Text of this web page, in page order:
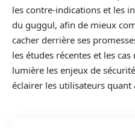
les contre-indications et les
du guggul, afin de mieux
cacher derrière ses
les études récentes et les
lumière les enjeux de
éclairer les utilisateurs